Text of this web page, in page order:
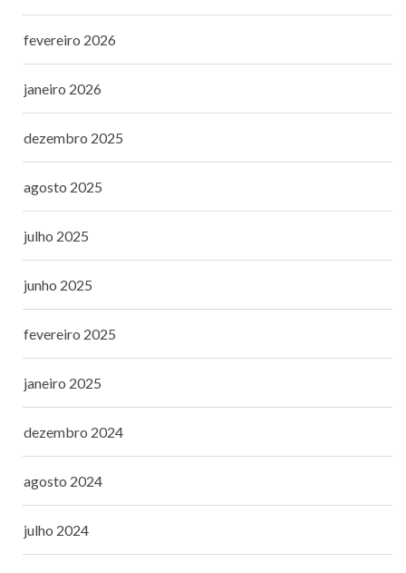
fevereiro 2026
janeiro 2026
dezembro 2025
agosto 2025
julho 2025
junho 2025
fevereiro 2025
janeiro 2025
dezembro 2024
agosto 2024
julho 2024